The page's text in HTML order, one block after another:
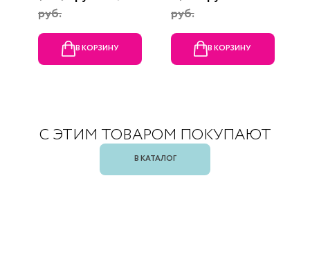
руб.
В КОРЗИНУ
руб.
В КОРЗИНУ
С ЭТИМ ТОВАРОМ ПОКУПАЮТ
В КАТАЛОГ